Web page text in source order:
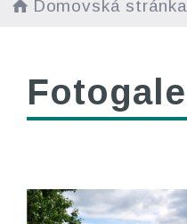
Domovská stránka